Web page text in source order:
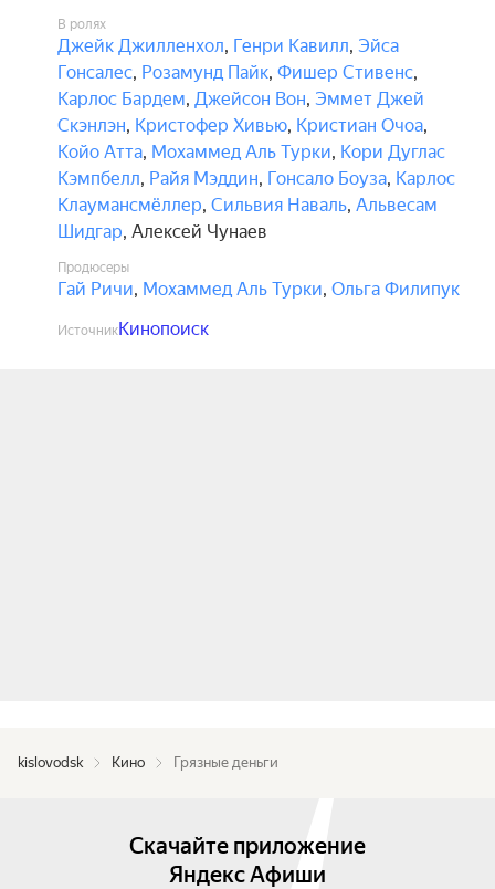
В ролях
Джейк Джилленхол, Генри Кавилл, Эйса
Гонсалес, Розамунд Пайк, Фишер Стивенс,
Карлос Бардем, Джейсон Вон, Эммет Джей
Скэнлэн, Кристофер Хивью, Кристиан Очоа,
Койо Атта, Мохаммед Аль Турки, Кори Дуглас
Кэмпбелл, Райя Мэддин, Гонсало Боуза, Карлос
Клаумансмёллер, Сильвия Наваль, Альвесам
Шидгар, Алексей Чунаев
Продюсеры
Гай Ричи, Мохаммед Аль Турки, Ольга Филипук
ИсточникКинопоиск
kislovodsk Кино Грязные деньги
Скачайте приложение
Яндекс Афиши